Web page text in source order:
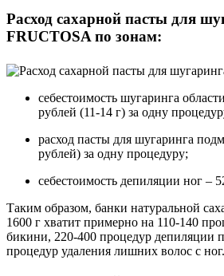
Расход сахарной пасты для
FRUCTOSA по зонам:
себестоимость шугаринга
рублей (11-14 г) за одну
расход пасты для шугаринга
рублей) за одну процедуру;
себестоимость депиляции ног –
Таким образом, банки натуральной
1600 г хватит примерно на 110-140
бикини, 220-400 процедур депиляции
процедур удаления лишних волос с ног.